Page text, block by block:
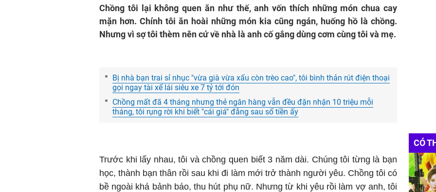
Chồng tôi lại không quen ăn như thế, anh vốn thích những món chua cay
mặn hơn. Chính tôi ăn hoài những món kia cũng ngán, huống hồ là chồng.
Nhưng vì sợ tôi thèm nên cứ về nhà là anh cố gắng dùng cơm cùng tôi và mẹ.
Bị nhà bạn trai sỉ nhục "vừa già vừa xấu còn trèo cao", tôi bình thản rút điện thoại
gọi ngay tài xế lái siêu xe 7 tỷ tới đón
Chồng mất đã 4 tháng nhưng thẻ ngân hàng vẫn đều đặn nhận 10 triệu mỗi
tháng, tôi rụng rời khi biết "cái giá" đằng sau số tiền ấy
Trước khi lấy nhau, tôi và chồng quen biết 3 năm dài. Chúng tôi từng là bạn
học, thành bạn thân rồi sau khi đi làm mới trở thành người yêu. Chồng tôi có
bề ngoài khá bảnh báo, thu hút phụ nữ. Nhưng từ khi yêu rồi làm vợ anh, tôi
CÓ